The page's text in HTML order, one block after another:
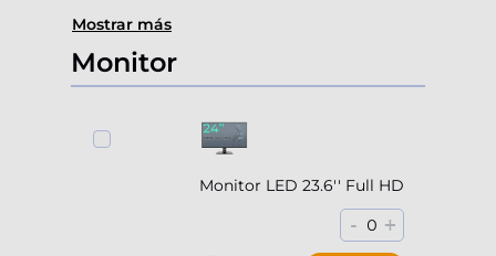
Mostrar más
Monitor
Monitor LED 23.6'' Full HD
- 0 +